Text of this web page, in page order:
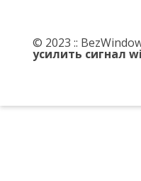
© 2023 ::
усилить сигнал